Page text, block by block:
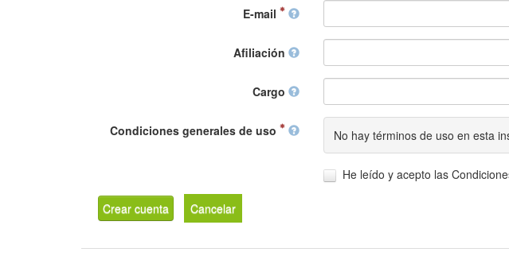
E-mail
Afiliación
Cargo
Condiciones generales de uso No hay términos de uso en esta
He leído y acepto las
Crear cuenta Cancelar